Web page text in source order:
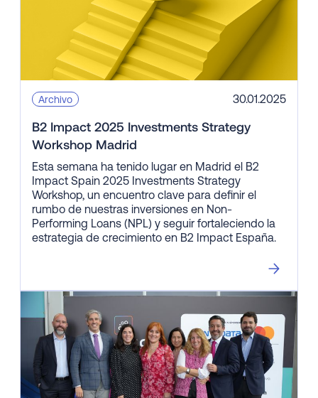
Archivo 30.01.2025
B2 Impact 2025 Investments Strategy
Workshop Madrid
Esta semana ha tenido lugar en Madrid el B2
Impact Spain 2025 Investments Strategy
Workshop, un encuentro clave para definir el
rumbo de nuestras inversiones en Non-
Performing Loans (NPL) y seguir fortaleciendo la
estrategia de crecimiento en B2 Impact España.